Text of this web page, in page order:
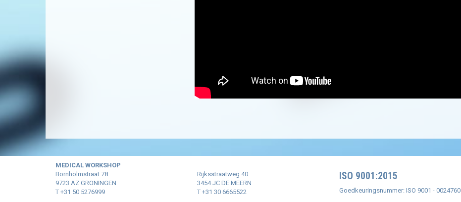
MEDICAL WORKSHOP
Bornholmstraat 78
9723 AZ GRONINGEN
T +31 50 5276999
Rijksstraatweg 40
3454 JC DE MEERN
T +31 30 6665522
ISO 9001:2015
Goedkeuringsnummer: ISO 9001 - 0024760